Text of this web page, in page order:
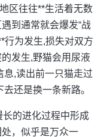
区往往**生活着无数
到通常就会爆发“战
行为发生,损失对双方
发生,野猫会用尿液
息,读出前一只猫走过
还是换一条新路。
的进化过程中形成
，似乎是万众一